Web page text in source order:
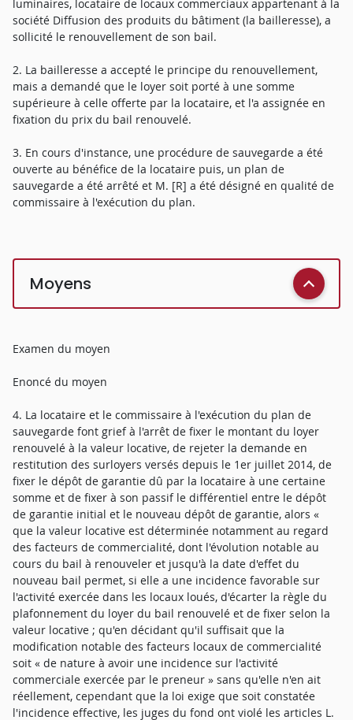
luminaires, locataire de locaux commerciaux appartenant à la
société Diffusion des produits du bâtiment (la bailleresse), a
sollicité le renouvellement de son bail.
2. La bailleresse a accepté le principe du renouvellement,
mais a demandé que le loyer soit porté à une somme
supérieure à celle offerte par la locataire, et l'a assignée en
fixation du prix du bail renouvelé.
3. En cours d'instance, une procédure de sauvegarde a été
ouverte au bénéfice de la locataire puis, un plan de
sauvegarde a été arrêté et M. [R] a été désigné en qualité de
commissaire à l'exécution du plan.
Moyens
Examen du moyen
Enoncé du moyen
4. La locataire et le commissaire à l'exécution du plan de
sauvegarde font grief à l'arrêt de fixer le montant du loyer
renouvelé à la valeur locative, de rejeter la demande en
restitution des surloyers versés depuis le 1er juillet 2014, de
fixer le dépôt de garantie dû par la locataire à une certaine
somme et de fixer à son passif le différentiel entre le dépôt
de garantie initial et le nouveau dépôt de garantie, alors «
que la valeur locative est déterminée notamment au regard
des facteurs de commercialité, dont l'évolution notable au
cours du bail à renouveler et jusqu'à la date d'effet du
nouveau bail permet, si elle a une incidence favorable sur
l'activité exercée dans les locaux loués, d'écarter la règle du
plafonnement du loyer du bail renouvelé et de fixer selon la
valeur locative ; qu'en décidant qu'il suffisait que la
modification notable des facteurs locaux de commercialité
soit « de nature à avoir une incidence sur l'activité
commerciale exercée par le preneur » sans qu'elle n'en ait
réellement, cependant que la loi exige que soit constatée
l'incidence effective, les juges du fond ont violé les articles L.